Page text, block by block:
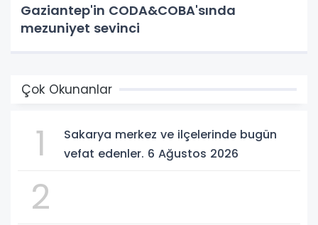
Gaziantep'in CODA&COBA'sında
mezuniyet sevinci
Çok Okunanlar
1
Sakarya merkez ve ilçelerinde bugün
vefat edenler. 6 Ağustos 2026
2